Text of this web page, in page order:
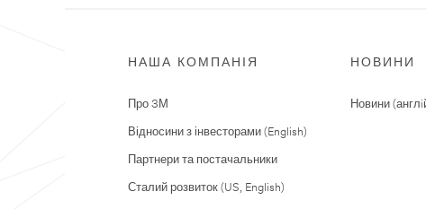
НАША КОМПАНІЯ
Про 3М
Відносини з інвесторами (English)
Партнери та постачальники
Сталий розвиток (US, English)
НОВИНИ
Новини